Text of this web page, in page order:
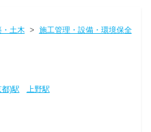
土木 > 施工管理・設備・環境保全
)駅
上野駅